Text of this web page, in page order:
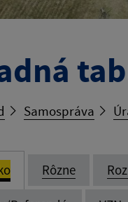
Samospráva
Rôzne